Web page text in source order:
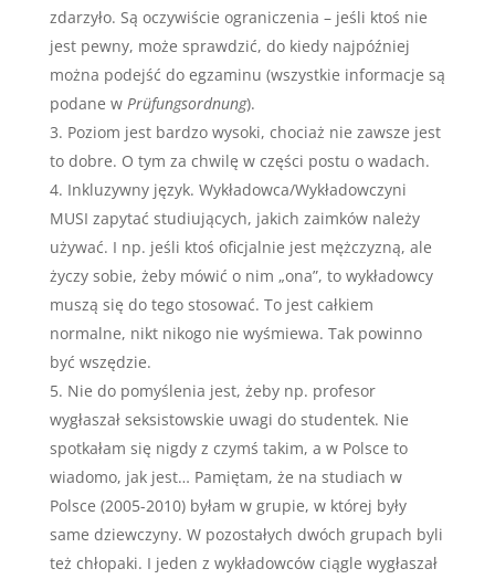
zdarzyło. Są oczywiście ograniczenia – jeśli ktoś nie
jest pewny, może sprawdzić, do kiedy najpóźniej
można podejść do egzaminu (wszystkie informacje są
podane w Prüfungsordnung).
Poziom jest bardzo wysoki, chociaż nie zawsze jest
to dobre. O tym za chwilę w części postu o wadach.
Inkluzywny język. Wykładowca/Wykładowczyni
MUSI zapytać studiujących, jakich zaimków należy
używać. I np. jeśli ktoś oficjalnie jest mężczyzną, ale
życzy sobie, żeby mówić o nim „ona”, to wykładowcy
muszą się do tego stosować. To jest całkiem
normalne, nikt nikogo nie wyśmiewa. Tak powinno
być wszędzie.
Nie do pomyślenia jest, żeby np. profesor
wygłaszał seksistowskie uwagi do studentek. Nie
spotkałam się nigdy z czymś takim, a w Polsce to
wiadomo, jak jest… Pamiętam, że na studiach w
Polsce (2005-2010) byłam w grupie, w której były
same dziewczyny. W pozostałych dwóch grupach byli
też chłopaki. I jeden z wykładowców ciągle wygłaszał